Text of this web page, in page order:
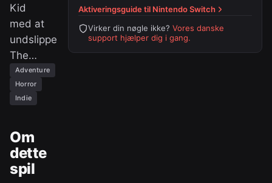
Kid
med at
undslippe
The…
Adventure
Horror
Indie
Aktiveringsguide til Nintendo Switch
Virker din nøgle ikke? Vores danske
support hjælper dig i gang.
Om
dette
spil